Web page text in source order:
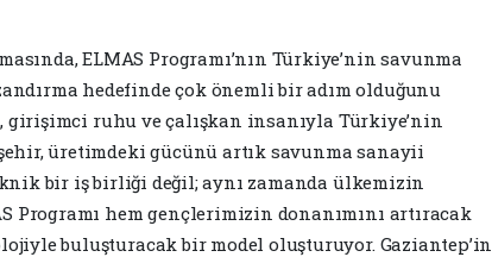
ELMAS Programı’nın Türkiye’nin savunma
hedefinde çok önemli bir adım olduğunu
ruhu ve çalışkan insanıyla Türkiye’nin
üretimdeki gücünü artık savunma sanayii
bir iş birliği değil; aynı zamanda ülkemizin
Programı hem gençlerimizin donanımını artıracak
buluşturacak bir model oluşturuyor. Gaziantep’in